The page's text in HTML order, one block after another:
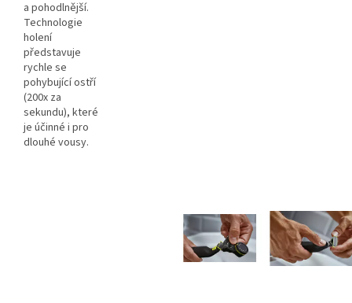
a pohodlnější.
Technologie
holení
představuje
rychle se
pohybující ostří
(200x za
sekundu), které
je účinné i pro
dlouhé vousy.